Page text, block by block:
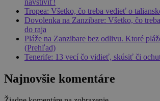
navštíviť!
Tropea: Všetko, čo treba vedieť o
Dovolenka na Zanzibare: Všetko, čo
do raja
Pláže na Zanzibare bez odlivu. Ktoré
(Prehľad)
Tenerife: 13 vecí čo vidieť, skúsiť či
Najnovšie komentáre